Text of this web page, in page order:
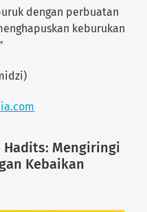
dengan perbuatan
keburukan
Mengiringi
Kebaikan